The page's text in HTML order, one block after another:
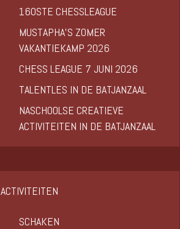
160STE CHESSLEAGUE
MUSTAPHA’S ZOMER
VAKANTIEKAMP 2026
CHESS LEAGUE 7 JUNI 2026
TALENTLES IN DE BATJANZAAL
NASCHOOLSE CREATIEVE
ACTIVITEITEN IN DE BATJANZAAL
ACTIVITEITEN
SCHAKEN